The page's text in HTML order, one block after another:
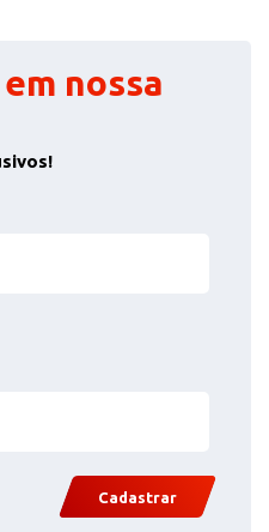
nossa
Cadastrar